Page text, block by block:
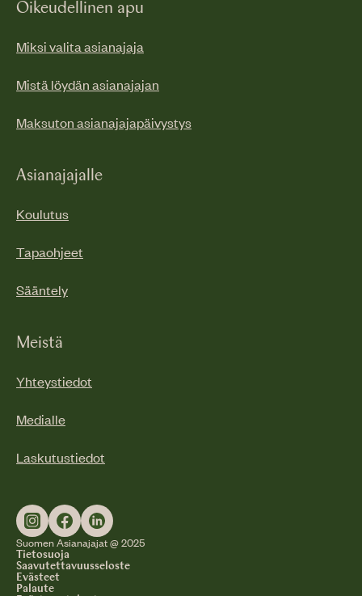
Oikeudellinen apu
Miksi valita asianajaja
Mistä löydän asianajajan
Maksuton asianajajapäivystys
Asianajajalle
Koulutus
Tapaohjeet
Sääntely
Meistä
Yhteystiedot
Medialle
Laskutustiedot
Suomen Asianajajat @ 2025
Tietosuoja
Saavutettavuusseloste
Evästeet
Palaute